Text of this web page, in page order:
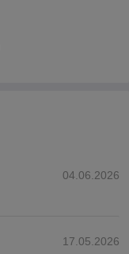
04.06.2026
17.05.2026